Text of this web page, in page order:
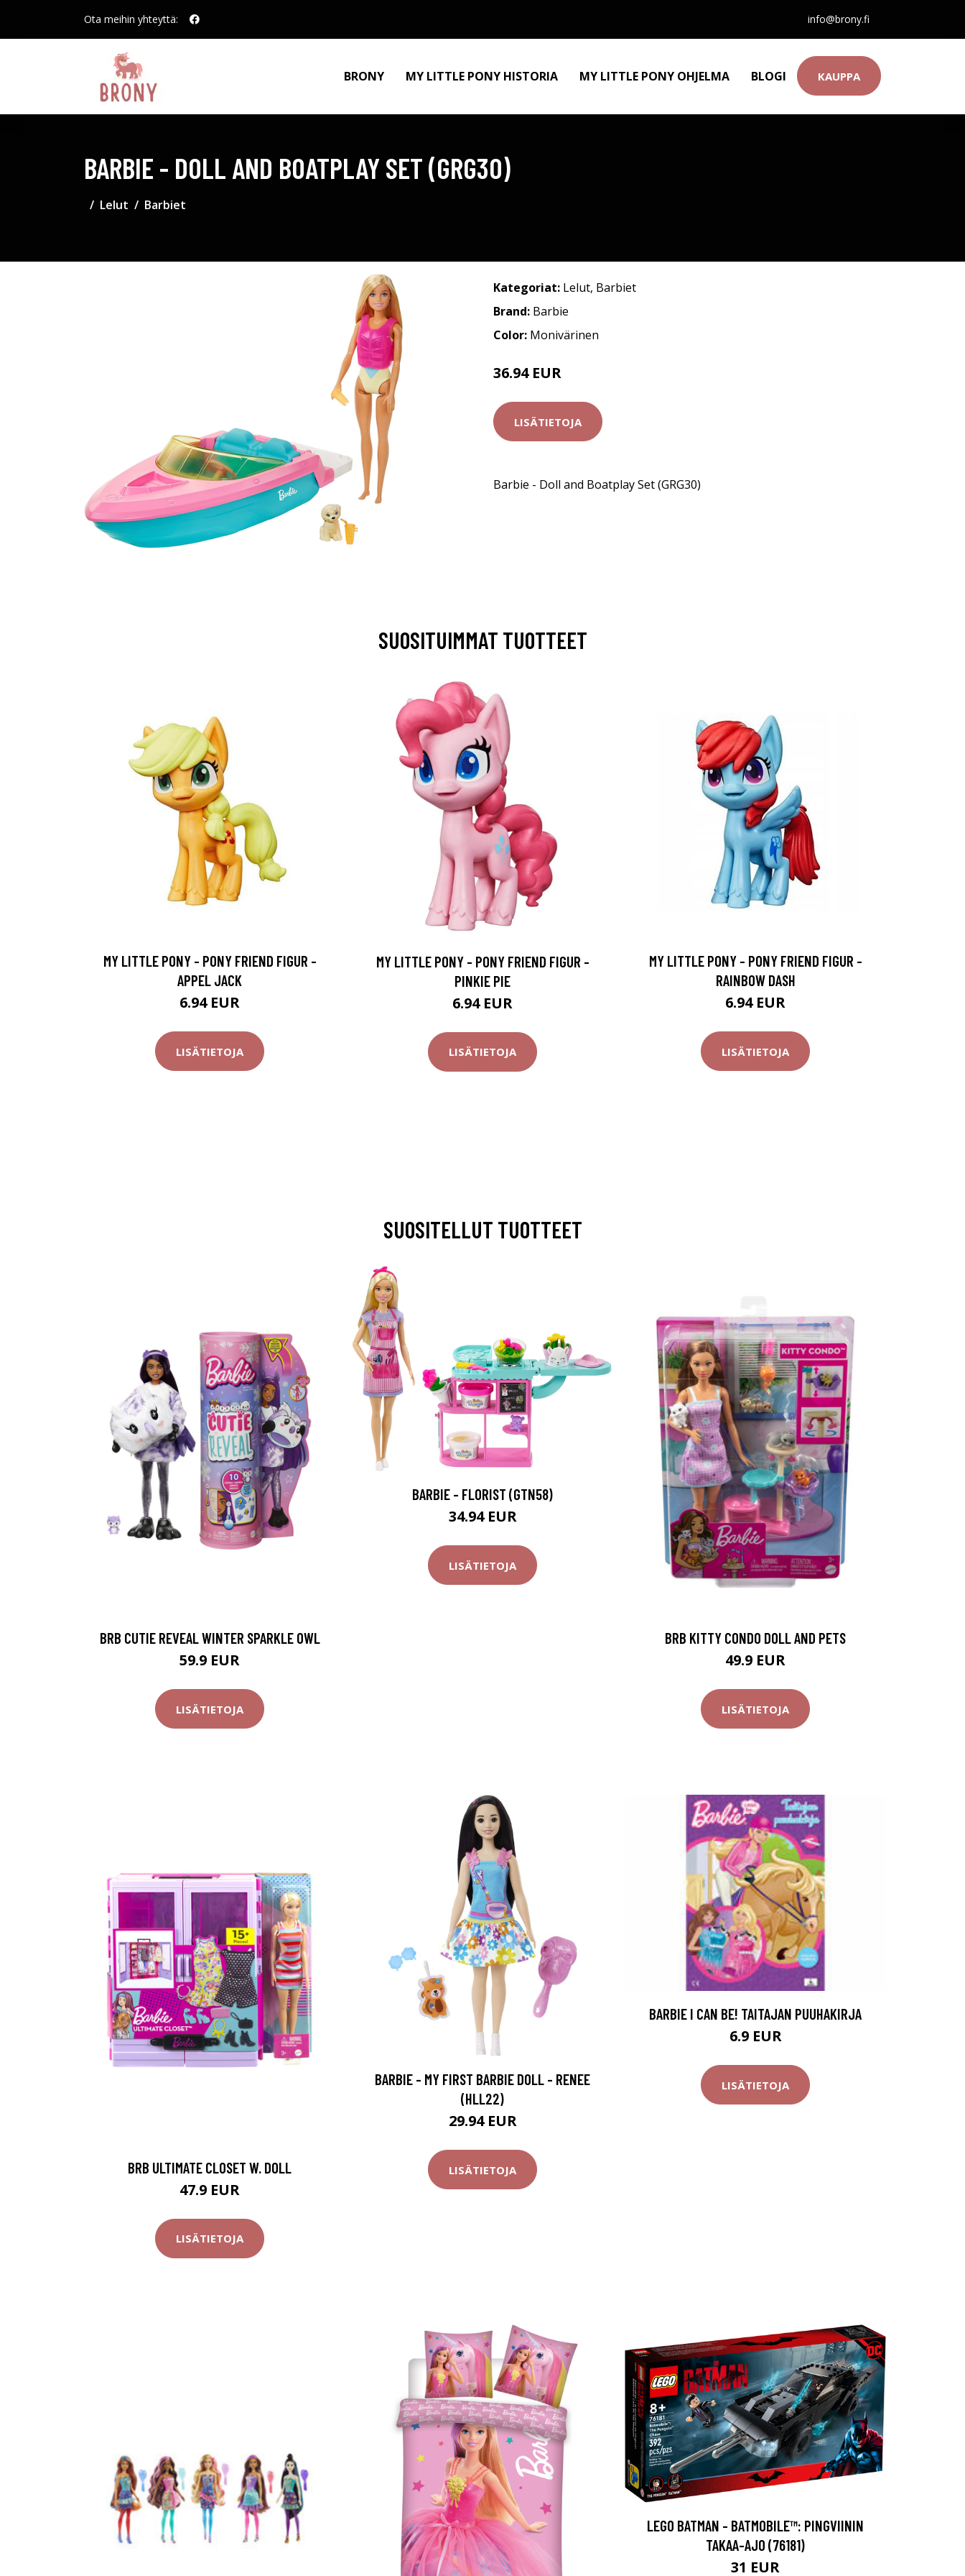
Ota meihin yhteyttä: info@brony.fi
BRONY MY LITTLE PONY HISTORIA MY LITTLE PONY OHJELMA BLOGI KAUPPA
BARBIE - DOLL AND BOATPLAY SET (GRG30)
Lelut Barbiet
Kategoriat: Lelut, Barbiet
Brand: Barbie
Color: Monivärinen
36.94 EUR
LISÄTIETOJA
Barbie - Doll and Boatplay Set (GRG30)
SUOSITUIMMAT TUOTTEET
MY LITTLE PONY - PONY FRIEND FIGUR -
APPEL JACK
6.94 EUR
LISÄTIETOJA
MY LITTLE PONY - PONY FRIEND FIGUR -
PINKIE PIE
6.94 EUR
LISÄTIETOJA
MY LITTLE PONY - PONY FRIEND FIGUR -
RAINBOW DASH
6.94 EUR
LISÄTIETOJA
SUOSITELLUT TUOTTEET
BRB CUTIE REVEAL WINTER SPARKLE OWL
59.9 EUR
LISÄTIETOJA
BARBIE - FLORIST (GTN58)
34.94 EUR
LISÄTIETOJA
BRB KITTY CONDO DOLL AND PETS
49.9 EUR
LISÄTIETOJA
BRB ULTIMATE CLOSET W. DOLL
47.9 EUR
LISÄTIETOJA
BARBIE - MY FIRST BARBIE DOLL - RENEE
(HLL22)
29.94 EUR
LISÄTIETOJA
BARBIE I CAN BE! TAITAJAN PUUHAKIRJA
6.9 EUR
LISÄTIETOJA
LEGO BATMAN - BATMOBILE™: PINGVIININ
TAKAA-AJO (76181)
31 EUR